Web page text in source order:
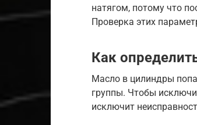
натягом, потому что
Проверка этих
Как
Масло в цилиндры
группы. Чтобы
исключит